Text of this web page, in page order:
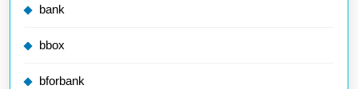
bank
bbox
bforbank